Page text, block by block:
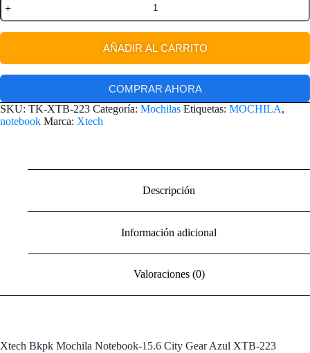
AÑADIR AL CARRITO
COMPRAR AHORA
SKU: TK-XTB-223 Categoría: Mochilas Etiquetas: MOCHILA,
notebook Marca: Xtech
Descripción
Información adicional
Valoraciones (0)
Xtech Bkpk Mochila Notebook-15.6 City Gear Azul XTB-223